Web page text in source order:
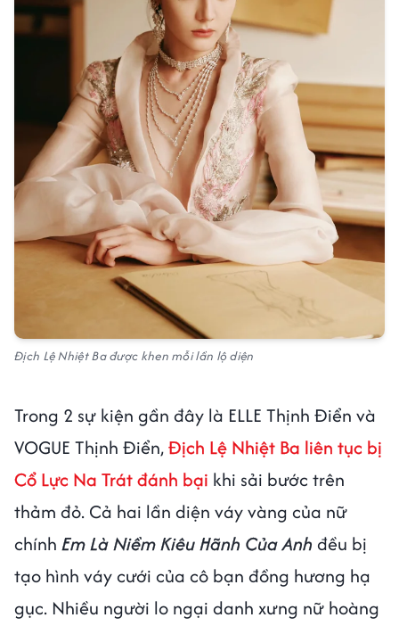
Địch Lệ Nhiệt Ba được khen mỗi lần lộ diện
Trong 2 sự kiện gần đây là ELLE Thịnh Điển và
VOGUE Thịnh Điển,Địch Lệ Nhiệt Ba liên tục bị
Cổ Lực Na Trát đánh bại khi sải bước trên
thảm đỏ. Cả hai lần diện váy vàng của nữ
chính Em Là Niềm Kiêu Hãnh Của Anh đều bị
tạo hình váy cưới của cô bạn đồng hương hạ
gục. Nhiều người lo ngại danh xưng nữ hoàng